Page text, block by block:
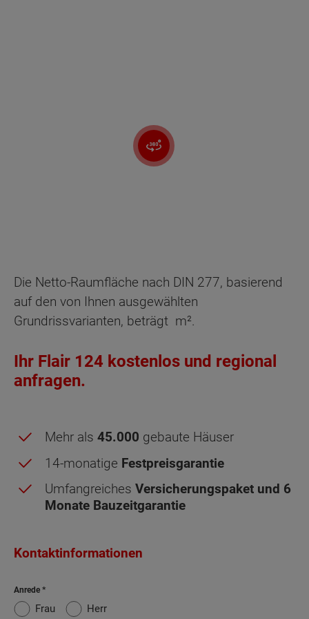
Standard Ankleide
Die Netto-Raumfläche nach DIN 277, basierend
auf den von Ihnen ausgewählten
Grundrissvarianten, beträgt m².
Ihr Flair 124 kostenlos und regional
anfragen.
Mehr als 45.000 gebaute Häuser
14-monatige Festpreisgarantie
Umfangreiches Versicherungspaket und 6
Monate Bauzeitgarantie
Kontaktinformationen
Anrede
Frau Herr